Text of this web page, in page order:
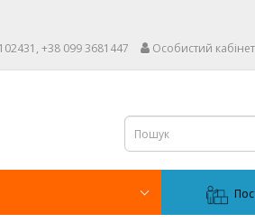
+38 099 3681447 Особистий кабінет